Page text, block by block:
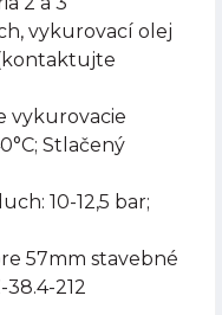
vykurovací olej
vykurovacie
Stlačený
10-12,5 bar;
57mm stavebné
212